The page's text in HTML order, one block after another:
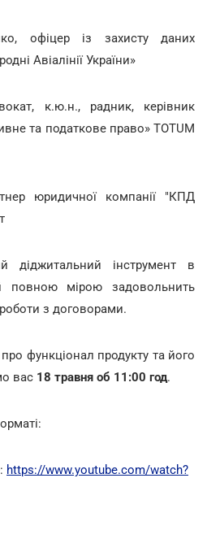
офіцер із захисту даних
Авіалінії України»
к.ю.н., радник, керівник
та податкове право» TOTUM
юридичної компанії "КПД
інструмент в
повною мірою задовольнить
з договорами.
функціонал продукту та його
вас 18 травня об 11:00 год.
https://www.youtube.com/watch?